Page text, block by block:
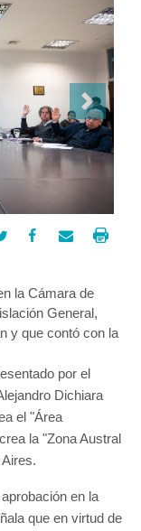
Next
 
la Cámara de
General,
y que contó con la
por el
Dichiara
el "Área
la "Zona Austral
en la
que en virtud de